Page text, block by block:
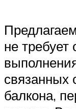
не требует
связанных
балкона,